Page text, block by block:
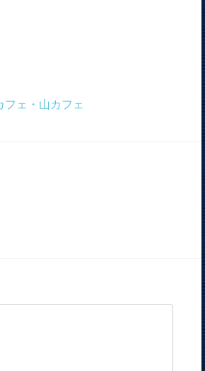
フェ・山カフェ